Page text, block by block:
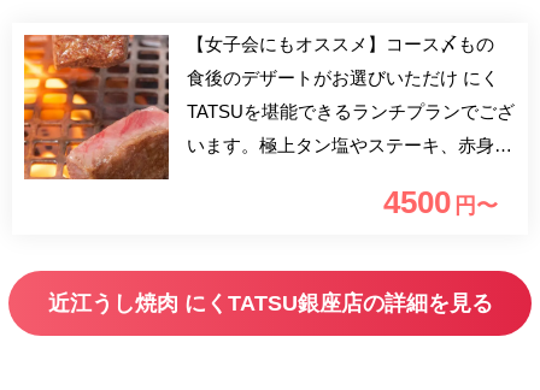
【女子会にもオススメ】コース〆もの
食後のデザートがお選びいただけ にく
TATSUを堪能できるランチプランでござ
います。極上タン塩やステーキ、赤身焼
をお愉しみください。全15品 デザート
いませ。 ＜選べる1ソフトドリンク＞下
4500 円〜
近江うし焼肉 にくTATSU銀座店の詳細を見る